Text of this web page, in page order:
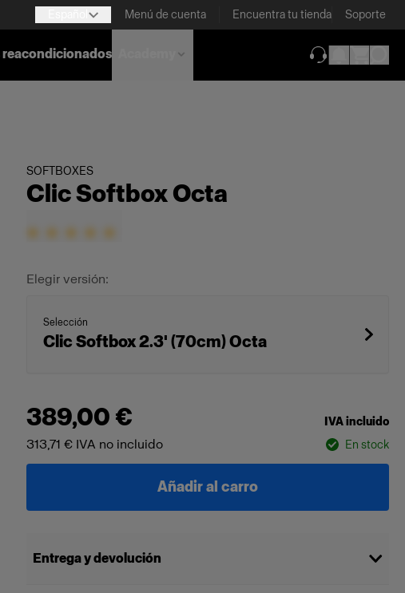
Menú de cuenta Encuentra tu tienda Soporte
SOFTBOXES
Clic Softbox Octa
Elegir versión:
Selección
Clic Softbox 2.3' (70cm) Octa
389,00 € IVA incluido
313,71 € IVA no incluido En stock
Añadir al carro
Entrega y devolución